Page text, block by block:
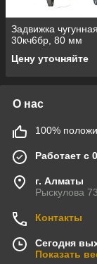
Задвижка чугунная
30кч6бр, 80 мм
Цену уточняйте
О нас
100%
Работает с
г. Алматы
Рыскулова
Контакты
Сегодня
Показать